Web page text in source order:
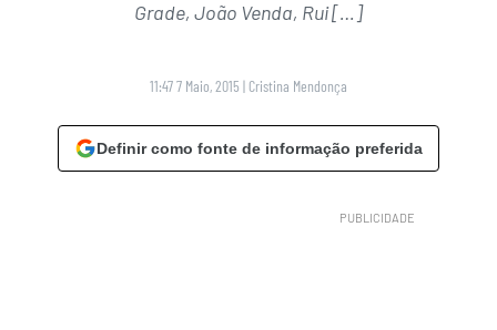
Grade, João Venda, Rui […]
11:47 7 Maio, 2015 | Cristina Mendonça
Definir como fonte de informação preferida